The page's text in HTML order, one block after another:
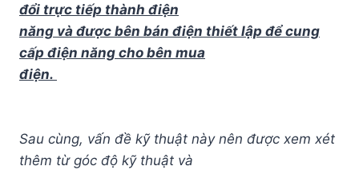
đổi trực tiếp thành điện
năng và được bên bán điện thiết lập để cung
cấp điện năng cho bên mua
điện.
Sau cùng, vấn đề kỹ thuật này nên được xem xét
thêm từ góc độ kỹ thuật và